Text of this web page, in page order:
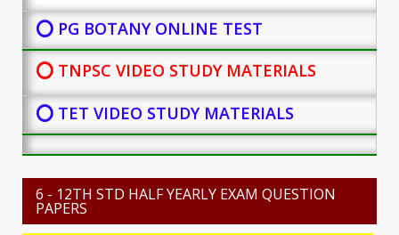
⭕ PG BOTANYONLINE TEST
⭕ TNPSC VIDEO STUDY MATERIALS
⭕ TET VIDEO STUDY MATERIALS
6 - 12TH STD HALF YEARLY EXAM QUESTION
PAPERS